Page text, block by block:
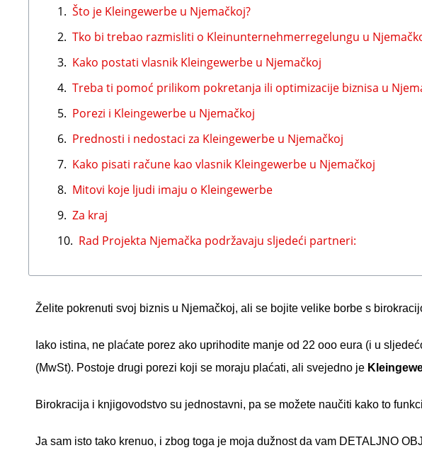
Što je Kleingewerbe u Njemačkoj?
Tko bi trebao razmisliti o Kleinunternehmerregelungu u
Kako postati vlasnik Kleingewerbe u Njemačkoj
Treba ti pomoć prilikom pokretanja ili optimizacije biznisa u
Porezi i Kleingewerbe u Njemačkoj
Prednosti i nedostaci za Kleingewerbe u Njemačkoj
Kako pisati račune kao vlasnik Kleingewerbe u Njemačkoj
Mitovi koje ljudi imaju o Kleingewerbe
Za kraj
Rad Projekta Njemačka podržavaju sljedeći partneri:
Želite pokrenuti svoj biznis u Njemačkoj, ali se bojite velike borbe s
Iako istina, ne plaćate porez ako uprihodite manje od 22 ooo eura (i u
(MwSt). Postoje drugi porezi koji se moraju plaćati, ali svejedno je
Birokracija i knjigovodstvo su jednostavni, pa se možete naučiti kako to
Ja sam isto tako krenuo, i zbog toga je moja dužnost da vam DETALJNO